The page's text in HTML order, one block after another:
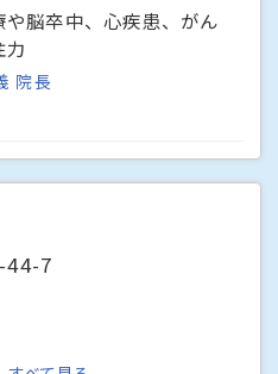
や脳卒中、心疾患、がん
力
院長
44-7